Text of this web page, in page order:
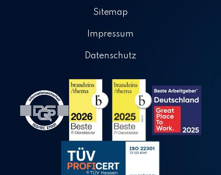
Sitemap
Impressum
Datenschutz